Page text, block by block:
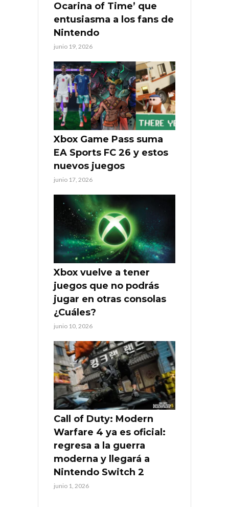
Ocarina of Time’ que
entusiasma a los fans de
Nintendo
junio 19, 2026
Xbox Game Pass suma
EA Sports FC 26 y estos
nuevos juegos
junio 17, 2026
Xbox vuelve a tener
juegos que no podrás
jugar en otras consolas
¿Cuáles?
junio 10, 2026
Call of Duty: Modern
Warfare 4 ya es oficial:
regresa a la guerra
moderna y llegará a
Nintendo Switch 2
junio 1, 2026